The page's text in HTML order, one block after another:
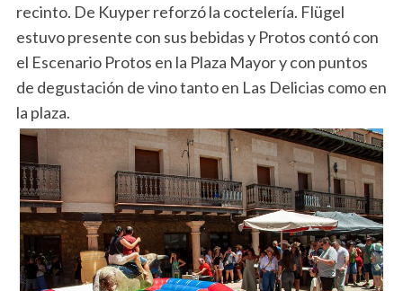
recinto. De Kuyper reforzó la coctelería. Flügel
estuvo presente con sus bebidas y Protos contó con
el Escenario Protos en la Plaza Mayor y con puntos
de degustación de vino tanto en Las Delicias como en
la plaza.